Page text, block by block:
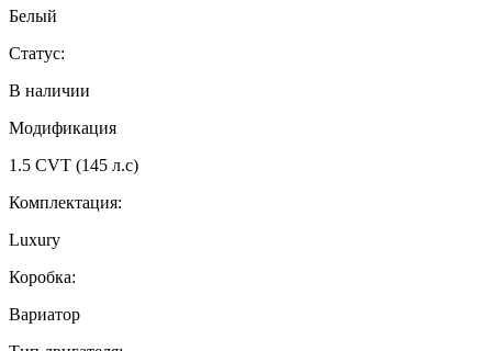
Белый
Статус:
В наличии
Модификация
1.5 CVT (145 л.с)
Комплектация:
Luxury
Коробка:
Вариатор